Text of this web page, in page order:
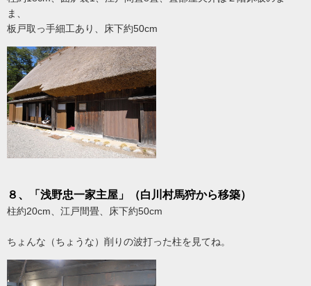
ま、
板戸取っ手細工あり、床下約50cm
８、「浅野忠一家主屋」（白川村馬狩から移築）
柱約20cm、江戸間畳、床下約50cm
ちょんな（ちょうな）削りの波打った柱を見てね。